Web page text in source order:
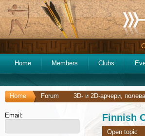
Home Members Clubs
Home Forum 3D- и 2D-арчери,
Email: Finnish
Open topic